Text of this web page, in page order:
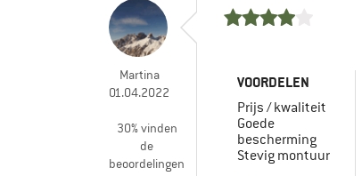
Martina
01.04.2022
30% vinden
de
beoordelingen
VOORDELEN
Prijs / kwaliteit
Goede
bescherming
Stevig montuur